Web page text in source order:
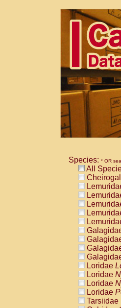
Species: * OR
All
Loridae
Loridae
Loridae
Loridae
Tarsiidae